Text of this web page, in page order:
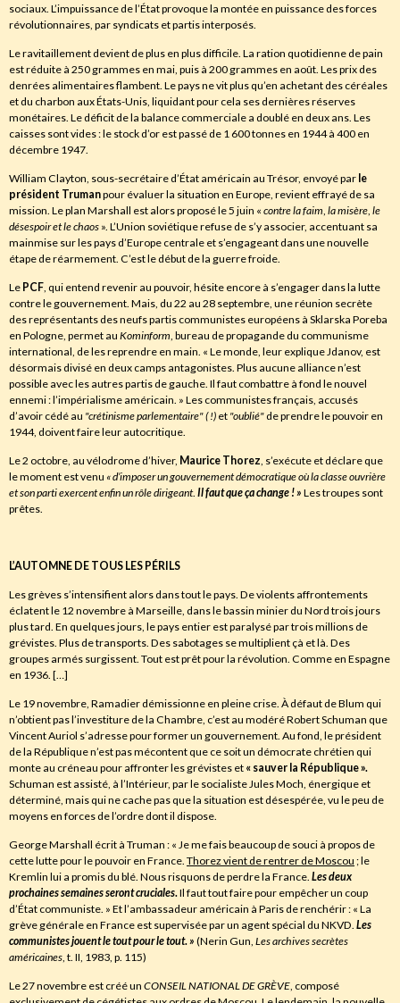
sociaux. L’impuissance de l’État provoque la montée en puissance des forces
révolutionnaires, par syndicats et partis interposés.
Le ravitaillement devient de plus en plus difficile. La ration quotidienne de pain
est réduite à 250 grammes en mai, puis à 200 grammes en août. Les prix des
denrées alimentaires flambent. Le pays ne vit plus qu’en achetant des céréales
et du charbon aux États-Unis, liquidant pour cela ses dernières réserves
monétaires. Le déficit de la balance commerciale a doublé en deux ans. Les
caisses sont vides : le stock d’or est passé de 1 600 tonnes en 1944 à 400 en
décembre 1947.
William Clayton, sous-secrétaire d’État américain au Trésor, envoyé par le
président Trumanpour évaluer la situation en Europe, revient effrayé de sa
mission. Le plan Marshall est alors proposé le 5 juin « contre la faim, la misère, le
désespoir et le chaos ». L’Union soviétique refuse de s’y associer, accentuant sa
mainmise sur les pays d’Europe centrale et s’engageant dans une nouvelle
étape de réarmement. C’est le début de la guerre froide.
Le PCF, qui entend revenir au pouvoir, hésite encore à s’engager dans la lutte
contre le gouvernement. Mais, du 22 au 28 septembre, une réunion secrète
des représentants des neufs partis communistes européens à Sklarska Poreba
en Pologne, permet au Kominform, bureau de propagande du communisme
international, de les reprendre en main. « Le monde, leur explique Jdanov, est
désormais divisé en deux camps antagonistes. Plus aucune alliance n’est
possible avec les autres partis de gauche. Il faut combattre à fond le nouvel
ennemi : l’impérialisme américain. » Les communistes français, accusés
d’avoir cédé au "crétinisme parlementaire" ( !) et "oublié"de prendre le pouvoir en
1944, doivent faire leur autocritique.
Le 2 octobre, au vélodrome d’hiver, Maurice Thorez, s’exécute et déclare que
le moment est venu « d’imposer un gouvernement démocratique où la classe ouvrière
et son parti exercent enfin un rôle dirigeant. Ilfaut que ça change ! » Les troupes sont
prêtes.
L’AUTOMNE DE TOUS LES PÉRILS
Les grèves s’intensifient alors dans tout le pays. De violents affrontements
éclatent le 12 novembre à Marseille, dans le bassin minier du Nord trois jours
plus tard. En quelques jours, le pays entier est paralysé par trois millions de
grévistes. Plus de transports. Des sabotages se multiplient çà et là. Des
groupes armés surgissent. Tout est prêt pour la révolution. Comme en Espagne
en 1936. […]
Le 19 novembre, Ramadier démissionne en pleine crise. À défaut de Blum qui
n’obtient pas l’investiture de la Chambre, c’est au modéré Robert Schuman que
Vincent Auriol s’adresse pour former un gouvernement. Au fond, le président
de la République n’est pas mécontent que ce soit un démocrate chrétien qui
monte au créneau pour affronter les grévistes et « sauver la République ».
Schuman est assisté, à l’Intérieur, par le socialiste Jules Moch, énergique et
déterminé, mais qui ne cache pas que la situation est désespérée, vu le peu de
moyens en forces de l’ordre dont il dispose.
George Marshall écrit à Truman : « Je me fais beaucoup de souci à propos de
cette lutte pour le pouvoir en France. Thorez vient de rentrer de Moscou ; le
Kremlin lui a promis du blé. Nous risquons de perdre la France. Les deux
prochaines semaines seront cruciales.Il faut tout faire pour empêcher un coup
d’État communiste. » Et l’ambassadeur américain à Paris de renchérir : « La
grève générale en France est supervisée par un agent spécial du NKVD. Les
communistes jouent le tout pour le tout.» (Nerin Gun, Les archives secrètes
américaines, t. II, 1983, p. 115)
Le 27 novembre est créé un CONSEIL NATIONAL DE GRÈVE, composé